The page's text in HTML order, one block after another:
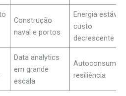
Construção
naval e portos
Energia estável
custo
decrescente
Data analytics
em grande
escala
Autoconsumo
resiliência